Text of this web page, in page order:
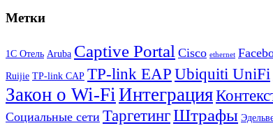
Метки
1С Отель Aruba Captive Portal Cisco ethernet
Ruijie TP-link CAP TP-link EAP Ubiquiti UniFi
Закон о Wi-Fi Интеграция
Социальные сети ТаргетингШтрафы